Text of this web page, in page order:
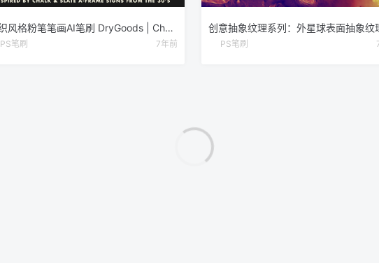
纺织风格粉笔笔画AI笔刷 DryGoods | Chalk Brushes for AI
PS笔刷 7年前 PS笔刷